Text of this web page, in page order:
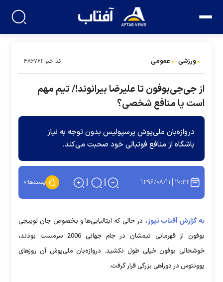
ورزشی عمومی کد خبر:۴۸۶۷۶۲
از جی‌جی‌بوفون تا علیرضا بیرانوند!/ تیم مهم
است یا منافع شخصی؟
دروازه‌بان ملی‌پوش پرسپولیس بدون توجه به نیاز
باشگاه از منافع فوتبالی خود صحبت می‌کند.
۲۰:۳۲ ۱۳۹۶/۰۸/۱۱ پسندها:۰
به گزارش آفتاب نیوز، در حالی که ایتالیایی‌ها و بخصوص جان لوییجی
بوفون از قهرمانی تیمشان در جام جهانی 2006 سرمست بودند،
خوشحالی بوفون خیلی طول نکشید. دروازه‌بان ملی‌پوش آن روزهای
یوونتوس در دوراهی بزرگی قرار گرفت.